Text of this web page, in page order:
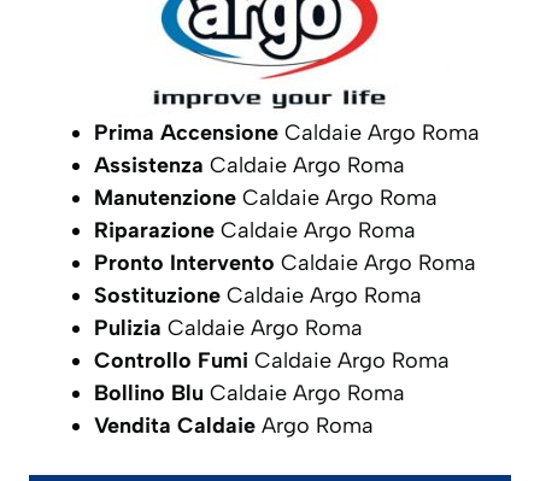
Prima Accensione Caldaie Argo Roma
Assistenza Caldaie Argo Roma
Manutenzione Caldaie Argo Roma
Riparazione Caldaie Argo Roma
Pronto Intervento Caldaie Argo Roma
Sostituzione Caldaie Argo Roma
Pulizia Caldaie Argo Roma
Controllo Fumi Caldaie Argo Roma
Bollino Blu Caldaie Argo Roma
Vendita Caldaie Argo Roma